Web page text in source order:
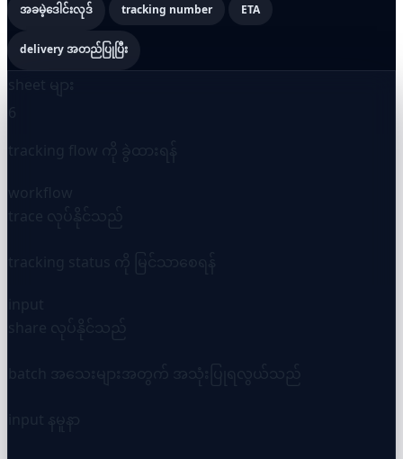
အခမဲ့ဒေါင်းလုဒ် tracking number ETA
delivery အတည်ပြုပြီး
sheet များ
6
tracking flow ကို ခွဲထားရန်
workflow
trace လုပ်နိုင်သည်
tracking status ကို မြင်သာစေရန်
share လုပ်နိုင်သည်
batch အသေးများအတွက် အသုံးပြုရလွယ်သည်
input နမူနာ